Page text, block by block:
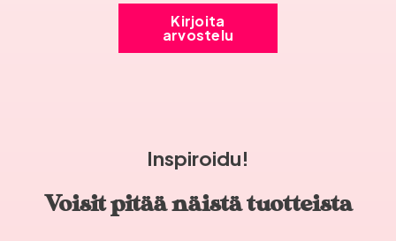
Kirjoita
arvostelu
Inspiroidu!
Voisit pitää näistä tuotteista